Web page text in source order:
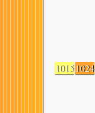
10151024